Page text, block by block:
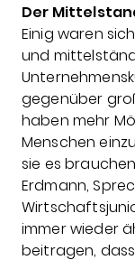
Der
Einig waren
und
gegenüber
haben mehr
Menschen
sie es
Erdmann,
immer wieder
beitragen,